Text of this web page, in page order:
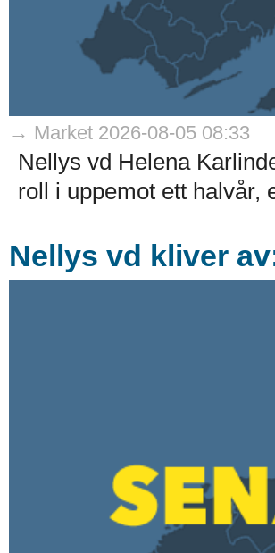
→ Market 2026-08-05 08:33
Nellys vd Helena
roll i uppemot ett halvår,
Nellys vd kliver